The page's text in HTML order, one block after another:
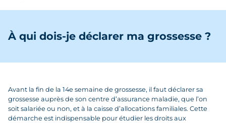
À qui dois-je déclarer ma grossesse ?
Avant la fin de la 14e semaine de grossesse, il faut déclarer sa
grossesse auprès de son centre d’assurance maladie, que l’on
soit salariée ou non, et à la caisse d’allocations familiales. Cette
démarche est indispensable pour étudier les droits aux